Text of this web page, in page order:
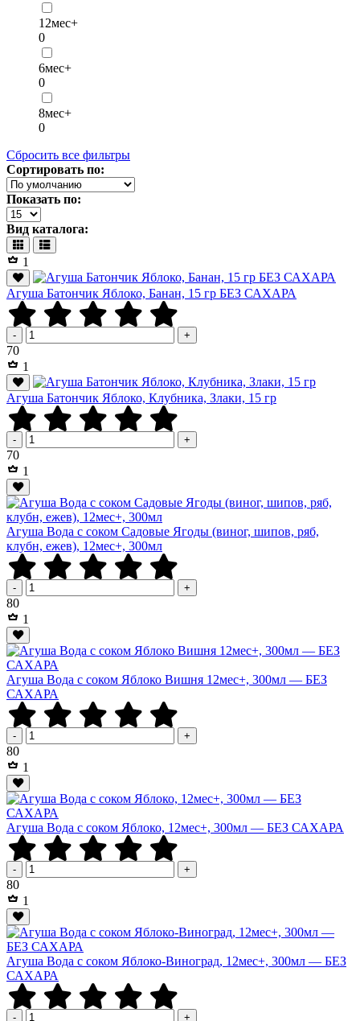
12мес+
0
6мес+
0
8мес+
0
Сбросить все фильтры
Сортировать по:
Показать по:
Вид каталога:
1
Агуша Батончик Яблоко, Банан, 15 гр БЕЗ САХАРА
- +
70Р
1
Агуша Батончик Яблоко, Клубника, Злаки, 15 гр
- +
70Р
1
Агуша Вода с соком Садовые Ягоды (виног, шипов, ряб,
клубн, ежев), 12мес+, 300мл
- +
80Р
1
Агуша Вода с соком Яблоко Вишня 12мес+, 300мл — БЕЗ
САХАРА
- +
80Р
1
Агуша Вода с соком Яблоко, 12мес+, 300мл — БЕЗ САХАРА
- +
80Р
1
Агуша Вода с соком Яблоко-Виноград, 12мес+, 300мл — БЕЗ
САХАРА
- +